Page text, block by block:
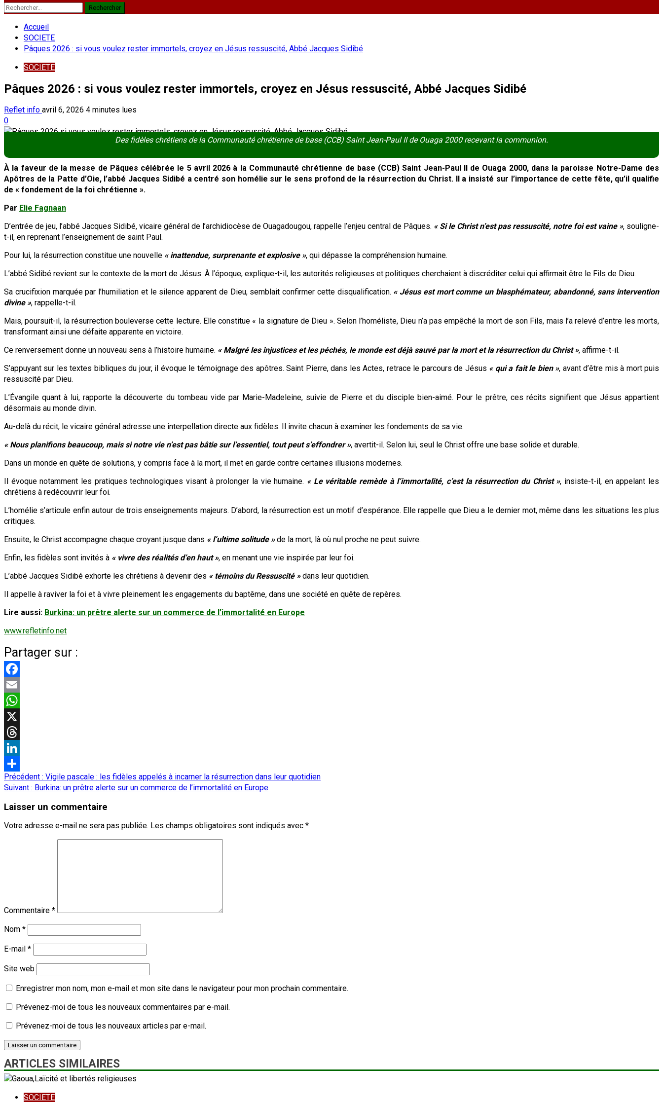
Rechercher :
Accueil
SOCIETE
Pâques 2026 : si vous voulez rester immortels, croyez en Jésus ressuscité, Abbé Jacques Sidibé
SOCIETE
Pâques 2026 : si vous voulez rester immortels, croyez en Jésus ressuscité, Abbé Jacques Sidibé
Reflet info avril 6, 2026 4 minutes lues
0
Des fidèles chrétiens de la Communauté chrétienne de base (CCB) Saint Jean-Paul II de Ouaga 2000 recevant la communion.
À la faveur de la messe de Pâques célébrée le 5 avril 2026 à la Communauté chrétienne de base (CCB) Saint Jean-Paul II de Ouaga 2000, dans la paroisse Notre-Dame des
Apôtres de la Patte d’Oie, l’abbé Jacques Sidibé a centré son homélie sur le sens profond de la résurrection du Christ. Il a insisté sur l’importance de cette fête, qu’il qualifie
de « fondement de la foi chrétienne ».
Par Elie Fagnaan
D’entrée de jeu, l’abbé Jacques Sidibé, vicaire général de l’archidiocèse de Ouagadougou, rappelle l’enjeu central de Pâques. « Si le Christ n’est pas ressuscité, notre foi est vaine », souligne-
t-il, en reprenant l’enseignement de saint Paul.
Pour lui, la résurrection constitue une nouvelle « inattendue, surprenante et explosive », qui dépasse la compréhension humaine.
L’abbé Sidibé revient sur le contexte de la mort de Jésus. À l’époque, explique-t-il, les autorités religieuses et politiques cherchaient à discréditer celui qui affirmait être le Fils de Dieu.
Sa crucifixion marquée par l’humiliation et le silence apparent de Dieu, semblait confirmer cette disqualification. « Jésus est mort comme un blasphémateur, abandonné, sans intervention
divine », rappelle-t-il.
Mais, poursuit-il, la résurrection bouleverse cette lecture. Elle constitue « la signature de Dieu ». Selon l’homéliste, Dieu n’a pas empêché la mort de son Fils, mais l’a relevé d’entre les morts,
transformant ainsi une défaite apparente en victoire.
Ce renversement donne un nouveau sens à l’histoire humaine. « Malgré les injustices et les péchés, le monde est déjà sauvé par la mort et la résurrection du Christ », affirme-t-il.
S’appuyant sur les textes bibliques du jour, il évoque le témoignage des apôtres. Saint Pierre, dans les Actes, retrace le parcours de Jésus « qui a fait le bien », avant d’être mis à mort puis
ressuscité par Dieu.
L’Évangile quant à lui, rapporte la découverte du tombeau vide par Marie-Madeleine, suivie de Pierre et du disciple bien-aimé. Pour le prêtre, ces récits signifient que Jésus appartient
désormais au monde divin.
Au-delà du récit, le vicaire général adresse une interpellation directe aux fidèles. Il invite chacun à examiner les fondements de sa vie.
« Nous planifions beaucoup, mais si notre vie n’est pas bâtie sur l’essentiel, tout peut s’effondrer », avertit-il. Selon lui, seul le Christ offre une base solide et durable.
Dans un monde en quête de solutions, y compris face à la mort, il met en garde contre certaines illusions modernes.
Il évoque notamment les pratiques technologiques visant à prolonger la vie humaine. « Le véritable remède à l’immortalité, c’est la résurrection du Christ », insiste-t-il, en appelant les
chrétiens à redécouvrir leur foi.
L’homélie s’articule enfin autour de trois enseignements majeurs. D’abord, la résurrection est un motif d’espérance. Elle rappelle que Dieu a le dernier mot, même dans les situations les plus
critiques.
Ensuite, le Christ accompagne chaque croyant jusque dans « l’ultime solitude »de la mort, là où nul proche ne peut suivre.
Enfin, les fidèles sont invités à « vivre des réalités d’en haut », en menant une vie inspirée par leur foi.
L’abbé Jacques Sidibé exhorte les chrétiens à devenir des « témoins du Ressuscité »dans leur quotidien.
Il appelle à raviver la foi et à vivre pleinement les engagements du baptême, dans une société en quête de repères.
Lire aussi: Burkina: un prêtre alerte sur un commerce de l’immortalité en Europe
www.refletinfo.net
Partager sur :
Facebook
Email
WhatsApp
X
Threads
LinkedIn
Partager
Navigation
d’article
Précédent : Vigile pascale : les fidèles appelés à incarner la résurrection dans leur quotidien
Suivant : Burkina: un prêtre alerte sur un commerce de l’immortalité en Europe
Laisser un commentaire
Votre adresse e-mail ne sera pas publiée. Les champs obligatoires sont indiqués avec *
Commentaire *
Nom *
E-mail *
Site web
Enregistrer mon nom, mon e-mail et mon site dans le navigateur pour mon prochain commentaire.
Prévenez-moi de tous les nouveaux commentaires par e-mail.
Prévenez-moi de tous les nouveaux articles par e-mail.
ARTICLES SIMILAIRES
SOCIETE